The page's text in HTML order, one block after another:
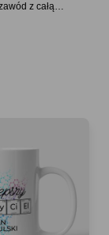
z całą
pracy. Dlatego
pewne, będzie to
na
z miarką
się
z tych rzeczy z